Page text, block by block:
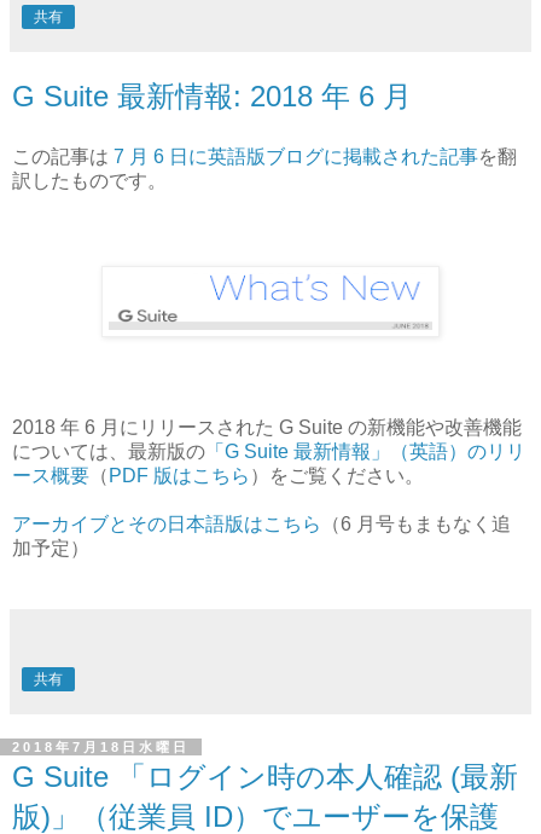
共有
G Suite 最新情報: 2018 年 6 月
この記事は 7 月 6 日に英語版ブログに掲載された記事を翻
訳したものです。
2018 年 6 月にリリースされた G Suite の新機能や改善機能
については、最新版の 「G Suite 最新情報」（英語）のリリ
ース概要 （ PDF 版はこちら ）をご覧ください。
アーカイブとその日本語版はこちら
（6 月号もまもなく追
加予定）
共有
2018年7月18日水曜日
G Suite 「ログイン時の本人確認 (最新
版)」（従業員 ID）でユーザーを保護